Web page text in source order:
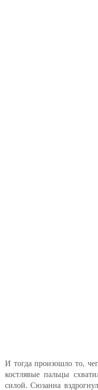
И тогда произошло то,
костлявые пальцы
силой. Сюзанна